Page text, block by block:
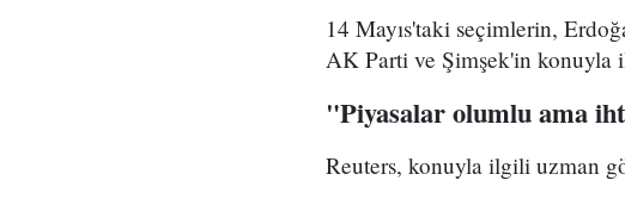
14 Mayıs'taki seçimlerin,
AK Parti ve Şimşek'in konuyla
"Piyasalar olumlu ama
Reuters, konuyla ilgili uzman